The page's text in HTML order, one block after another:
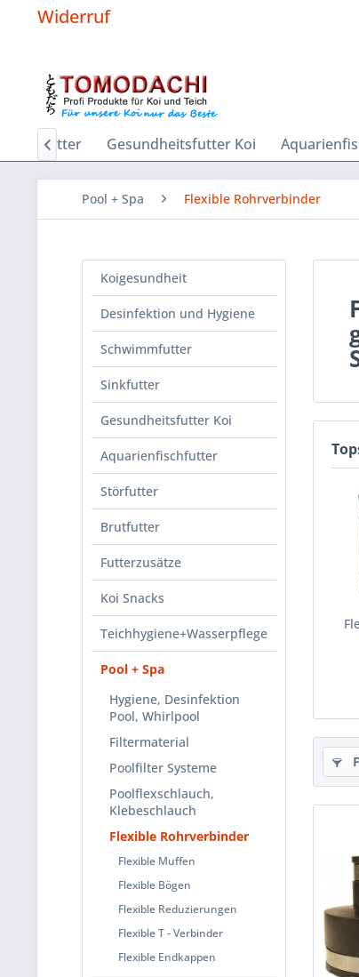
Widerruf
Sinkfutter Gesundheitsfutter Koi

Pool + Spa Flexible Rohrverbinder
Koigesundheit
Desinfektion und Hygiene
Schwimmfutter
Sinkfutter
Gesundheitsfutter Koi
Aquarienfischfutter
Störfutter
Brutfutter
Futterzusätze
Koi Snacks
Teichhygiene+Wasserpflege
Pool + Spa
Hygiene, Desinfektion
Pool, Whirlpool
Filtermaterial
Poolfilter Systeme
Poolflexschlauch,
Klebeschlauch
Flexible Rohrverbinder
Flexible Muffen
Flexible Bögen
Flexible Reduzierungen
Flexible T - Verbinder
Flexible Endkappen